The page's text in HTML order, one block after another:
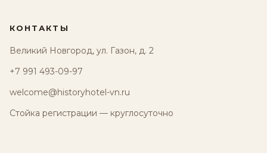
КОНТАКТЫ
Великий Новгород, ул. Газон, д. 2
+7 991 493-09-97
welcome@historyhotel-vn.ru
Стойка регистрации — круглосуточно